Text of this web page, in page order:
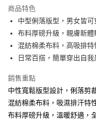
Apple Pay
街口支付
悠遊付
運送方式
全家取貨付款
免運費
商品特色
中型俐落版型，男女皆可
布料厚磅升級，親膚新體
混紡棉柔布料，高吸排特
日常百搭，簡單穿出自我
銷售重點
中性寬鬆版型設計，俐落剪
混紡棉柔布料，吸濕排汗特
布料厚磅升級，溫暖舒適，